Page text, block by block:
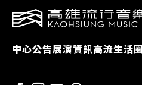
中心公告展演資訊高流生活